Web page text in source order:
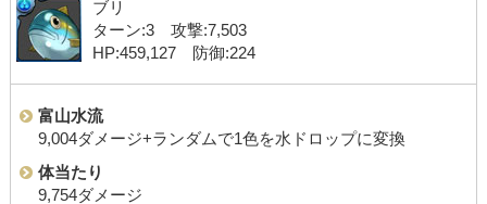
ブリ
ターン:3 攻撃:7,503
HP:459,127 防御:224
富山水流
9,004ダメージ+ランダムで1色を水ドロップに変換
体当たり
9,754ダメージ